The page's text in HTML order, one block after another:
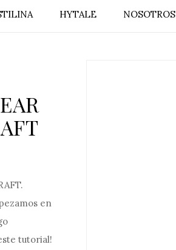
HYTALE NOSOTROS
en
tutorial!